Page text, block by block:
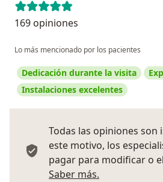
169 opiniones
Lo más mencionado por los pacientes
Dedicación durante la visita
Instalaciones excelentes
Todas las opiniones
este motivo, los
pagar para modificar o
Saber más.